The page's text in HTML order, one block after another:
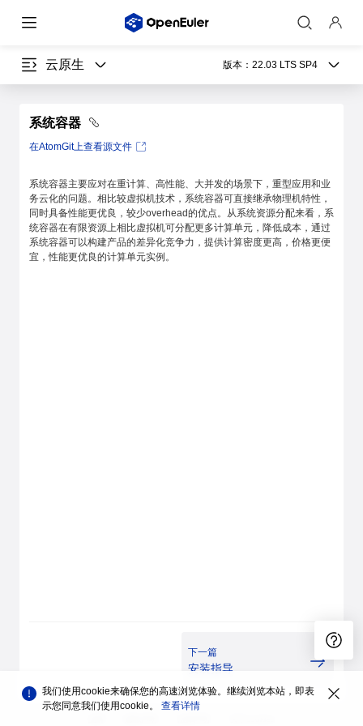
云原生 版本： 22.03 LTS SP4
系统容器
在AtomGit上查看源文件
系统容器主要应对在重计算、高性能、大并发的场景下，重型应用和业
务云化的问题。相比较虚拟机技术，系统容器可直接继承物理机特性，
同时具备性能更优良，较少overhead的优点。从系统资源分配来看，系
统容器在有限资源上相比虚拟机可分配更多计算单元，降低成本，通过
系统容器可以构建产品的差异化竞争力，提供计算密度更高，价格更便
宜，性能更优良的计算单元实例。
安装指导
下一篇
我们使用cookie来确保您的高速浏览体验。继续浏览本站，即表
示您同意我们使用cookie。 查看详情